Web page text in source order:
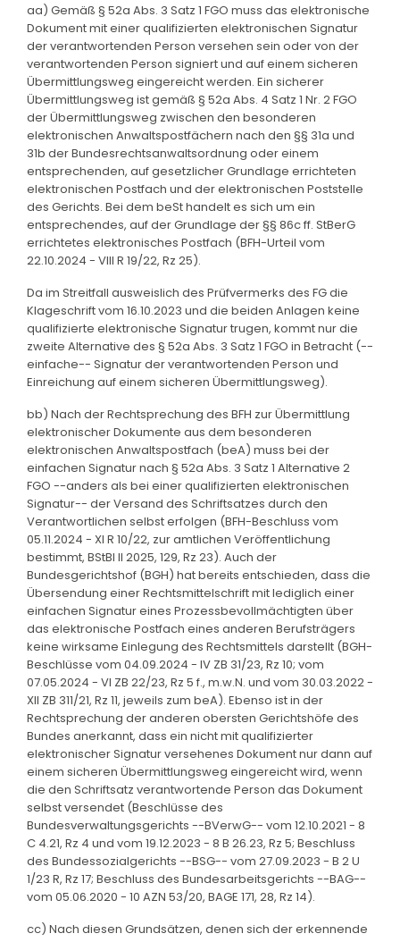
aa) Gemäß § 52a Abs. 3 Satz 1 FGO muss das elektronische
Dokument mit einer qualifizierten elektronischen Signatur
der verantwortenden Person versehen sein oder von der
verantwortenden Person signiert und auf einem sicheren
Übermittlungsweg eingereicht werden. Ein sicherer
Übermittlungsweg ist gemäß § 52a Abs. 4 Satz 1 Nr. 2 FGO
der Übermittlungsweg zwischen den besonderen
elektronischen Anwaltspostfächern nach den §§ 31a und
31b der Bundesrechtsanwaltsordnung oder einem
entsprechenden, auf gesetzlicher Grundlage errichteten
elektronischen Postfach und der elektronischen Poststelle
des Gerichts. Bei dem beSt handelt es sich um ein
entsprechendes, auf der Grundlage der §§ 86c ff. StBerG
errichtetes elektronisches Postfach (BFH-Urteil vom
22.10.2024 - VIII R 19/22, Rz 25).
Da im Streitfall ausweislich des Prüfvermerks des FG die
Klageschrift vom 16.10.2023 und die beiden Anlagen keine
qualifizierte elektronische Signatur trugen, kommt nur die
zweite Alternative des § 52a Abs. 3 Satz 1 FGO in Betracht (--
einfache-- Signatur der verantwortenden Person und
Einreichung auf einem sicheren Übermittlungsweg).
bb) Nach der Rechtsprechung des BFH zur Übermittlung
elektronischer Dokumente aus dem besonderen
elektronischen Anwaltspostfach (beA) muss bei der
einfachen Signatur nach § 52a Abs. 3 Satz 1 Alternative 2
FGO --anders als bei einer qualifizierten elektronischen
Signatur-- der Versand des Schriftsatzes durch den
Verantwortlichen selbst erfolgen (BFH-Beschluss vom
05.11.2024 - XI R 10/22, zur amtlichen Veröffentlichung
bestimmt, BStBl II 2025, 129, Rz 23). Auch der
Bundesgerichtshof (BGH) hat bereits entschieden, dass die
Übersendung einer Rechtsmittelschrift mit lediglich einer
einfachen Signatur eines Prozessbevollmächtigten über
das elektronische Postfach eines anderen Berufsträgers
keine wirksame Einlegung des Rechtsmittels darstellt (BGH-
Beschlüsse vom 04.09.2024 - IV ZB 31/23, Rz 10; vom
07.05.2024 - VI ZB 22/23, Rz 5 f., m.w.N. und vom 30.03.2022 -
XII ZB 311/21, Rz 11, jeweils zum beA). Ebenso ist in der
Rechtsprechung der anderen obersten Gerichtshöfe des
Bundes anerkannt, dass ein nicht mit qualifizierter
elektronischer Signatur versehenes Dokument nur dann auf
einem sicheren Übermittlungsweg eingereicht wird, wenn
die den Schriftsatz verantwortende Person das Dokument
selbst versendet (Beschlüsse des
Bundesverwaltungsgerichts --BVerwG-- vom 12.10.2021 - 8
C 4.21, Rz 4 und vom 19.12.2023 - 8 B 26.23, Rz 5; Beschluss
des Bundessozialgerichts --BSG-- vom 27.09.2023 - B 2 U
1/23 R, Rz 17; Beschluss des Bundesarbeitsgerichts --BAG--
vom 05.06.2020 - 10 AZN 53/20, BAGE 171, 28, Rz 14).
cc) Nach diesen Grundsätzen, denen sich der erkennende